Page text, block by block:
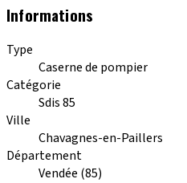
Informations
Type
Caserne de pompier
Catégorie
Sdis 85
Ville
Chavagnes-en-Paillers
Département
Vendée (85)